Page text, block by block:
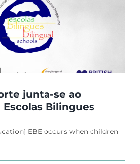
junta-se ao
Bilingues
EBE occurs when children